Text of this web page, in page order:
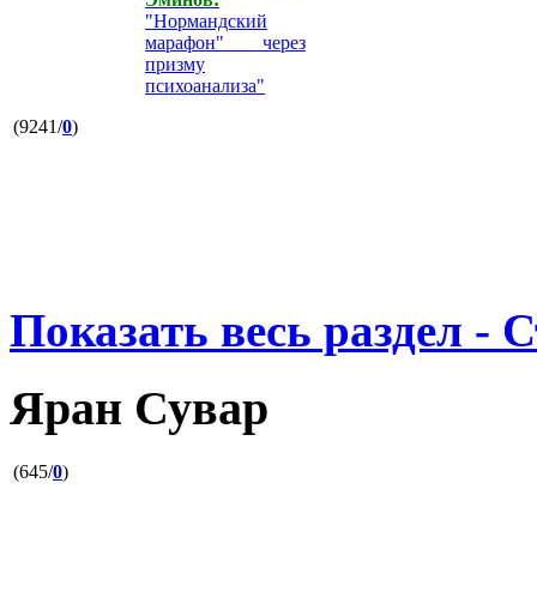
"Нормандский
марафон" через
призму
психоанализа"
(9241/0)
Показать весь раздел -
Яран Сувар
(645/0)